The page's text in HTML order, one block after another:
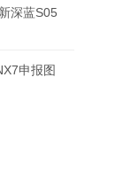
深蓝S05
申报图